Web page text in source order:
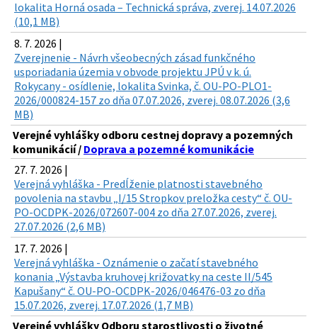
lokalita Horná osada – Technická správa, zverej. 14.07.2026
(10,1 MB)
8. 7. 2026 |
Zverejnenie - Návrh všeobecných zásad funkčného
usporiadania územia v obvode projektu JPÚ v k. ú.
Rokycany - osídlenie, lokalita Svinka, č. OU-PO-PLO1-
2026/000824-157 zo dňa 07.07.2026, zverej. 08.07.2026 (3,6
MB)
Verejné vyhlášky odboru cestnej dopravy a pozemných
komunikácií / Doprava a pozemné komunikácie
27. 7. 2026 |
Verejná vyhláška - Predĺženie platnosti stavebného
povolenia na stavbu „I/15 Stropkov preložka cesty“ č. OU-
PO-OCDPK-2026/072607-004 zo dňa 27.07.2026, zverej.
27.07.2026 (2,6 MB)
17. 7. 2026 |
Verejná vyhláška - Oznámenie o začatí stavebného
konania „Výstavba kruhovej križovatky na ceste II/545
Kapušany“ č. OU-PO-OCDPK-2026/046476-03 zo dňa
15.07.2026, zverej. 17.07.2026 (1,7 MB)
Verejné vyhlášky Odboru starostlivosti o životné